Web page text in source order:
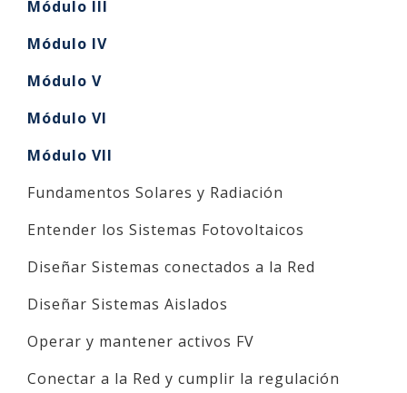
Módulo III
Módulo IV
Módulo V
Módulo VI
Módulo VII
Fundamentos Solares y Radiación
Entender los Sistemas Fotovoltaicos
Diseñar Sistemas conectados a la Red
Diseñar Sistemas Aislados
Operar y mantener activos FV
Conectar a la Red y cumplir la regulación